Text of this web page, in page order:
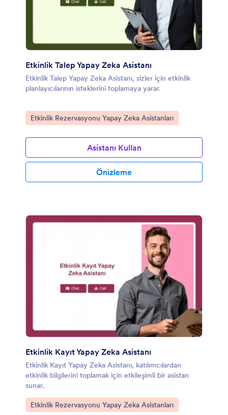
Etkinlik Talep Yapay Zeka Asistanı
Etkinlik Talep Yapay Zeka Asistanı, sizler için etkinlik
planlayıcılarının isteklerini toplamaya yarar.
Kategoriye git:
Etkinlik Rezervasyonu Yapay Zeka Asistanları
Asistanı Kullan
Önizleme
Etkinlik Kayıt Yapay Zeka Asistanı
Etkinlik Kayıt Yapay Zeka Asistanı, katılımcılardan
etkinlik bilgilerini toplamak için etkileşimli bir asistan
sunar.
Kategoriye git:
Etkinlik Rezervasyonu Yapay Zeka Asistanları